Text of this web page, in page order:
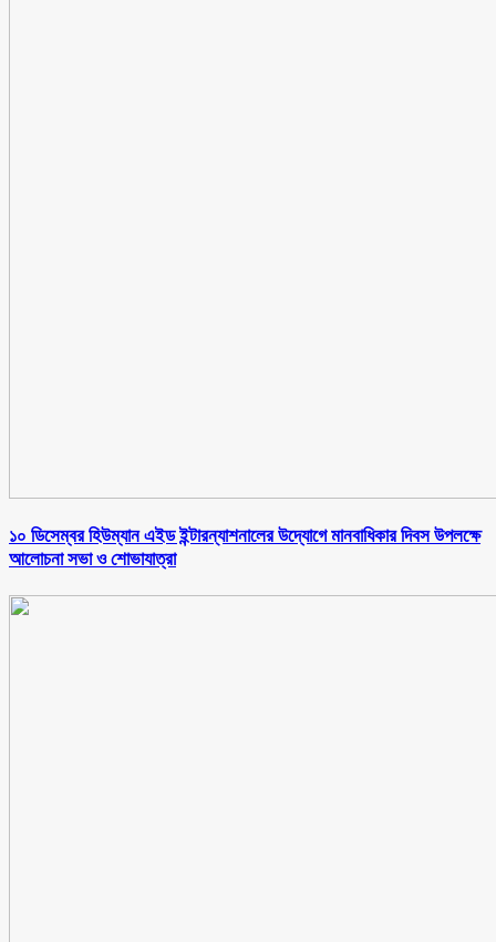
১০ ডিসেম্বর হিউম্যান এইড ইন্টারন্যাশনালের উদ্যোগে মানবাধিকার দিবস উপলক্ষে
আলোচনা সভা ও শোভাযাত্রা